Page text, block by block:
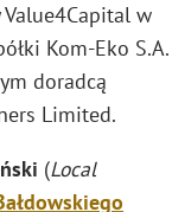
w
Kom-Eko S.A.
doradcą
Limited.
(Local